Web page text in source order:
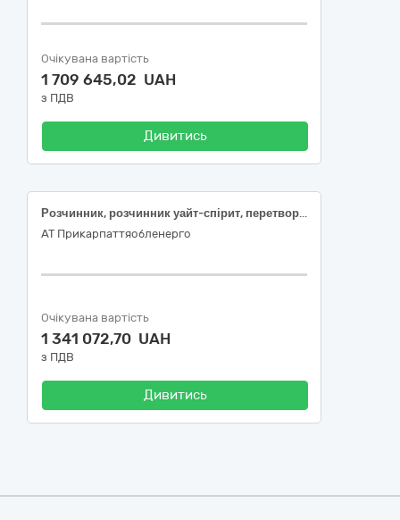
Очікувана вартість
1 709 645,02 UAH
з ПДВ
Дивитись
Розчинник, розчинник уайт-спірит, перетворювач іржі та оліфа
АТ Прикарпаттяобленерго
Очікувана вартість
1 341 072,70 UAH
з ПДВ
Дивитись